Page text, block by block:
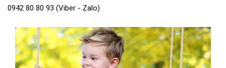
0942 80 80 93 (Viber - Zalo)